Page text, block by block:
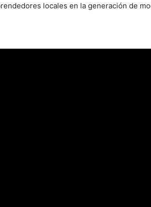
locales en la generación de